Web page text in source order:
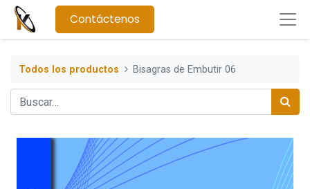
Contáctenos
Todos los productos Bisagras de Embutir 06